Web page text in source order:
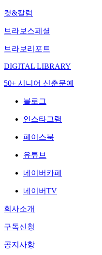
컷&칼럼
브라보스페셜
브라보리포트
DIGITAL LIBRARY
50+ 시니어 신춘문예
블로그
인스타그램
페이스북
유튜브
네이버카페
네이버TV
회사소개
구독신청
공지사항